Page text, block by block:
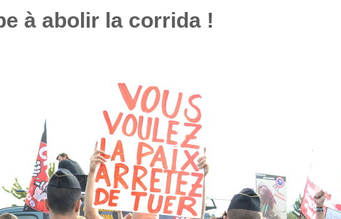
à abolir la corrida !